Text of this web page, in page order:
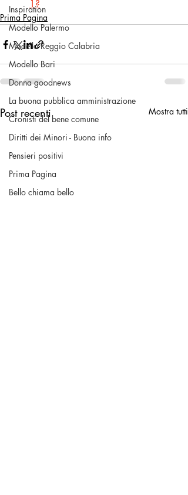
Inspiration
Modello Palermo
Modello Reggio Calabria
Modello Bari
Donna goodnews
La buona pubblica amministrazione
Cronisti del bene comune
Diritti dei Minori - Buona info
Pensieri positivi
Prima Pagina
Bello chiama bello
1?
Prima Pagina
Post recenti Mostra tutti